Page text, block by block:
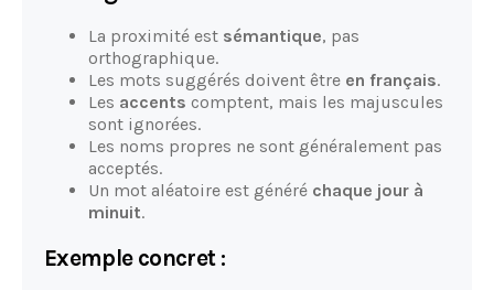
La proximité est sémantique, pas
orthographique.
Les mots suggérés doivent être en français.
Les accents comptent, mais les majuscules
sont ignorées.
Les noms propres ne sont généralement pas
acceptés.
Un mot aléatoire est généré chaque jour à
minuit.
Exemple concret :